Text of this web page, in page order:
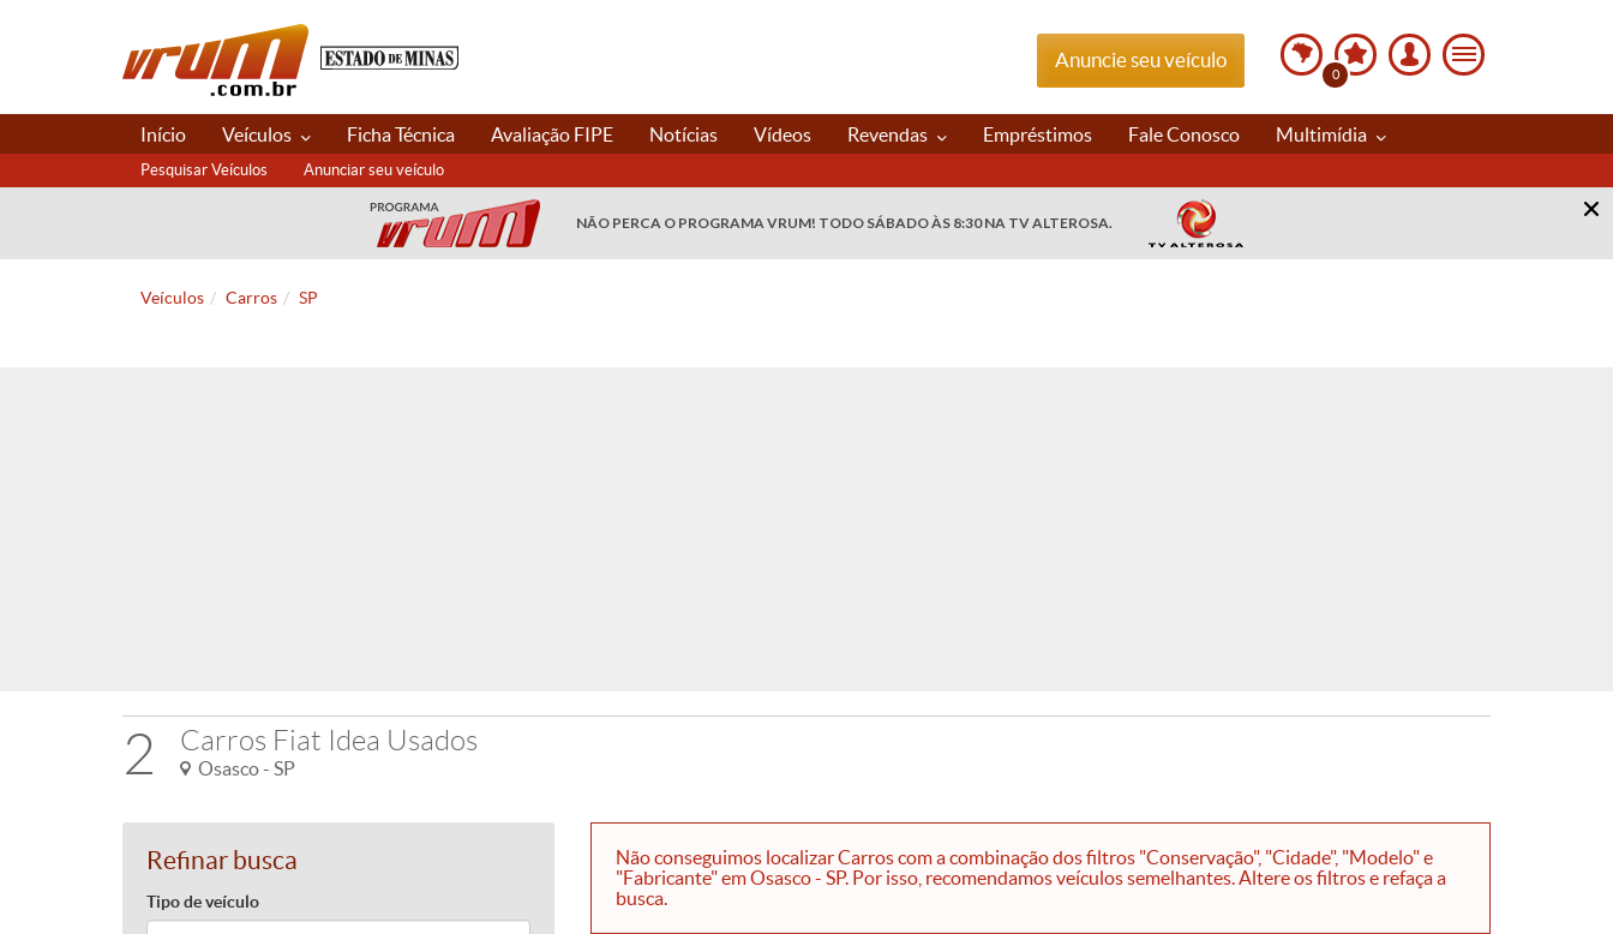
Anuncie seu veículo
0
Início Veículos Ficha Técnica Avaliação FIPE Notícias Vídeos Revendas Empréstimos Fale Conosco Multimídia
Pesquisar Veículos Anunciar seu veículo
NÃO PERCA O PROGRAMA VRUM! TODO SÁBADO ÀS 8:30 NA TV ALTEROSA.
Veículos Carros SP
2 Carros Fiat Idea Usados
Osasco - SP
Refinar busca
Tipo de veículo
Não conseguimos localizar Carros com a combinação dos filtros "Conservação", "Cidade", "Modelo" e
"Fabricante" em Osasco - SP. Por isso, recomendamos veículos semelhantes. Altere os filtros e refaça a
busca.